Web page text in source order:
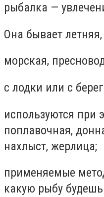
рыбалка —
Она бывает
морская,
с лодки или с
используются при
поплавочная,
нахлыст, жерлица;
применяемые
какую рыбу